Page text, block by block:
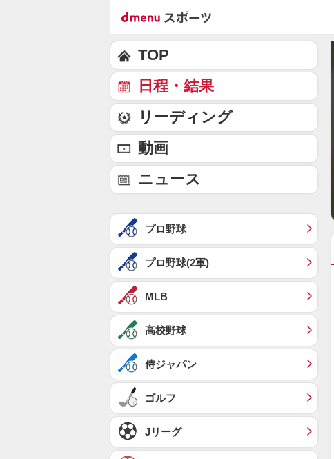
TOP
日程・結果
リーディング
動画
ニュース
プロ野球
プロ野球(2軍)
MLB
高校野球
侍ジャパン
ゴルフ
Jリーグ